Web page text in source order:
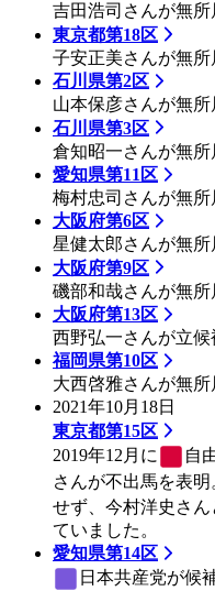
吉田浩司さんが無所
東京都第18区
子安正美さんが無所
石川県第2区
山本保彦さんが無所
石川県第3区
倉知昭一さんが無所
愛知県第11区
梅村忠司さんが無所
大阪府第6区
星健太郎さんが無所
大阪府第9区
磯部和哉さんが無所
大阪府第13区
西野弘一さんが立候
福岡県第10区
大西啓雅さんが無所
2021年10月18日
東京都第15区
2019年12月に
自
さんが不出馬を表明
せず、今村洋史さ
ていました。
愛知県第14区
日本共産党が候